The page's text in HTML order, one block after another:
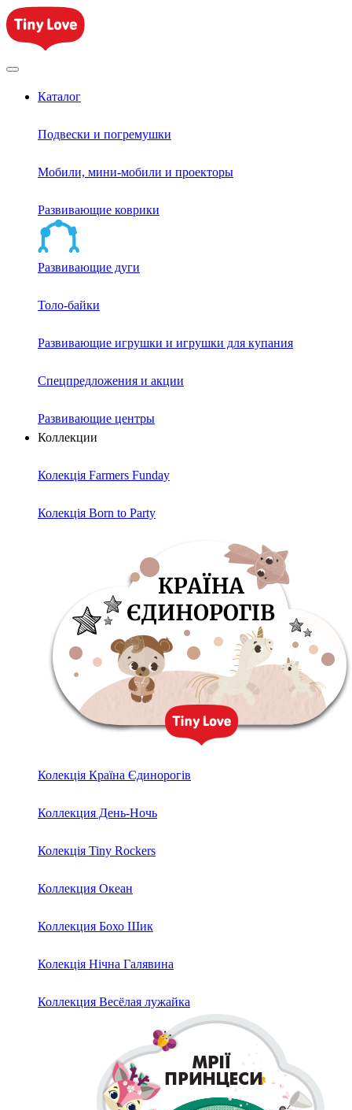
Каталог
Подвески и погремушки
Мобили, мини-мобили и проекторы
Развивающие коврики
Развивающие дуги
Толо-байки
Развивающие игрушки и игрушки для купания
Спецпредложения и акции
Развивающие центры
Коллекции
Колекція Farmers Funday
Колекція Born to Party
Колекція Країна Єдинорогів
Коллекция День-Ночь
Колекція Tiny Rockers
Коллекция Океан
Коллекция Бохо Шик
Колекція Нічна Галявина
Коллекция Весёлая лужайка